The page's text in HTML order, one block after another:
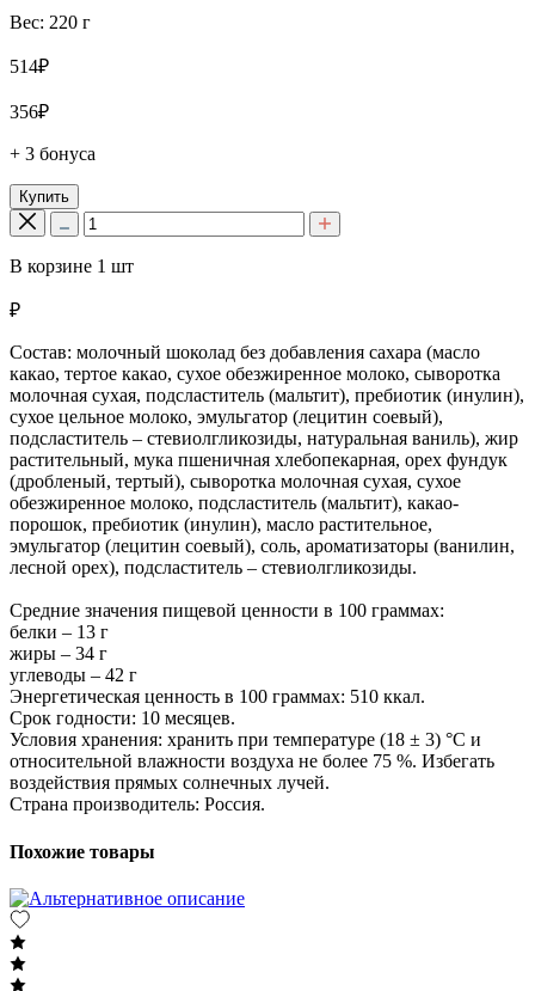
Вес: 220 г
514₽
356₽
+ 3 бонуса
Купить
В корзине 1 шт
₽
Состав: молочный шоколад без добавления сахара (масло
какао, тертое какао, сухое обезжиренное молоко, сыворотка
молочная сухая, подсластитель (мальтит), пребиотик (инулин),
сухое цельное молоко, эмульгатор (лецитин соевый),
подсластитель – стевиолгликозиды, натуральная ваниль), жир
растительный, мука пшеничная хлебопекарная, орех фундук
(дробленый, тертый), сыворотка молочная сухая, сухое
обезжиренное молоко, подсластитель (мальтит), какао-
порошок, пребиотик (инулин), масло растительное,
эмульгатор (лецитин соевый), соль, ароматизаторы (ванилин,
лесной орех), подсластитель – стевиолгликозиды.
Средние значения пищевой ценности в 100 граммах:
белки – 13 г
жиры – 34 г
углеводы – 42 г
Энергетическая ценность в 100 граммах: 510 ккал.
Срок годности: 10 месяцев.
Условия хранения: хранить при температуре (18 ± 3) °C и
относительной влажности воздуха не более 75 %. Избегать
воздействия прямых солнечных лучей.
Страна производитель: Россия.
Похожие товары